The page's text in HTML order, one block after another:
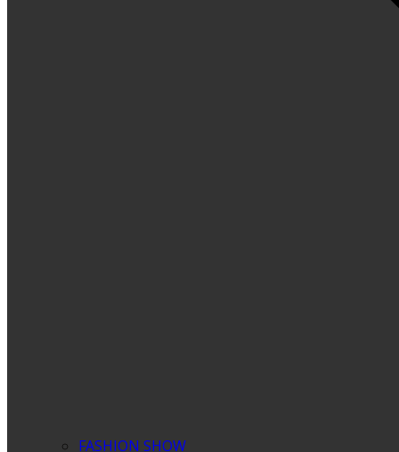
FASHION SHOW